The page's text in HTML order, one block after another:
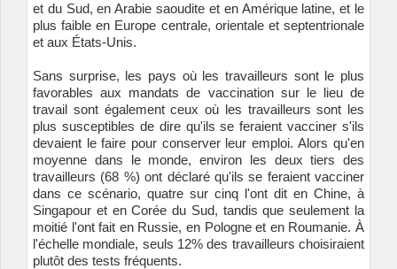
et du Sud, en Arabie saoudite et en Amérique latine, et le
plus faible en Europe centrale, orientale et septentrionale
et aux États-Unis.
Sans surprise, les pays où les travailleurs sont le plus
favorables aux mandats de vaccination sur le lieu de
travail sont également ceux où les travailleurs sont les
plus susceptibles de dire qu'ils se feraient vacciner s'ils
devaient le faire pour conserver leur emploi. Alors qu'en
moyenne dans le monde, environ les deux tiers des
travailleurs (68 %) ont déclaré qu'ils se feraient vacciner
dans ce scénario, quatre sur cinq l'ont dit en Chine, à
Singapour et en Corée du Sud, tandis que seulement la
moitié l'ont fait en Russie, en Pologne et en Roumanie. À
l'échelle mondiale, seuls 12% des travailleurs choisiraient
plutôt des tests fréquents.